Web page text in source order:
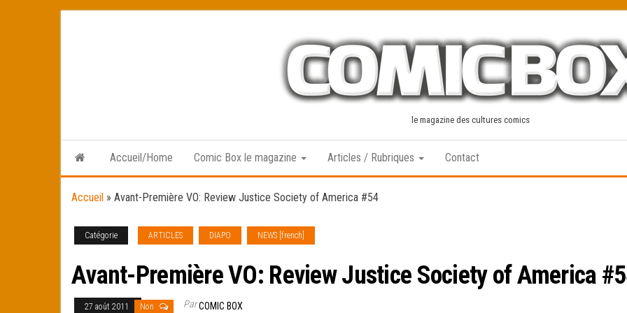
le magazine des cultures comics
Accueil/Home Comic Box le magazine Articles / Rubriques Contact
Accueil » Avant-Première VO: Review Justice Society of America #54
Catégorie ARTICLES DIAPO NEWS [french]
Avant-Première VO: Review Justice Society of America
27 août 2011 Non ParCOMIC BOX